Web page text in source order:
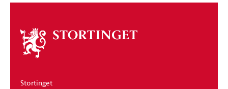
Om
stortinget
Stortinget